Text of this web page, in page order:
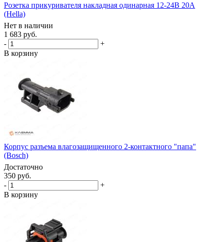
Розетка прикуривателя накладная одинарная 12-24В 20А
(Hella)
Нет в наличии
1 683 руб.
-
+
В корзину
Корпус разъема влагозащищенного 2-контактного "папа"
(Bosch)
Достаточно
350 руб.
-
+
В корзину